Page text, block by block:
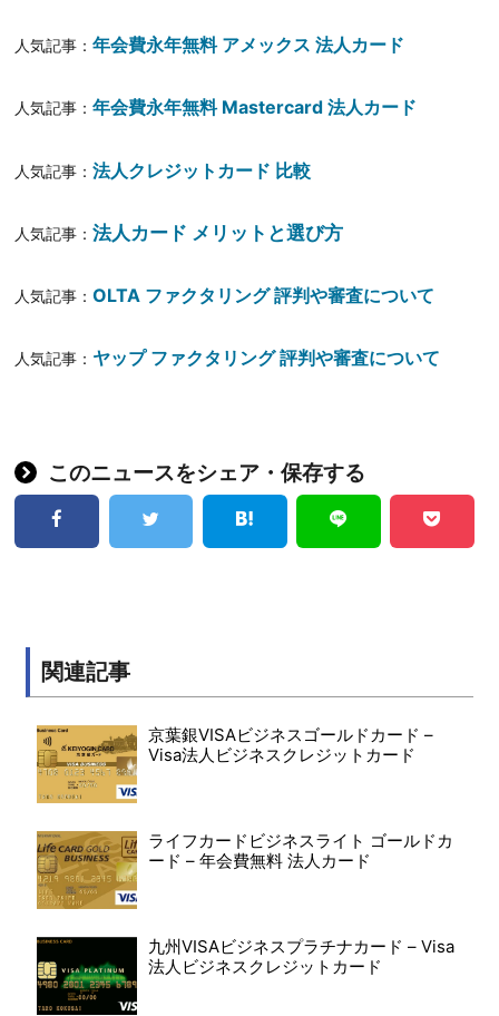
人気記事：年会費永年無料 アメックス 法人カード
人気記事：年会費永年無料 Mastercard 法人カード
人気記事：法人クレジットカード 比較
人気記事：法人カード メリットと選び方
人気記事：OLTA ファクタリング 評判や審査について
人気記事： ヤップ ファクタリング 評判や審査について
このニュースをシェア・保存する
関連記事
京葉銀VISAビジネスゴールドカード –
Visa法人ビジネスクレジットカード
ライフカードビジネスライト ゴールドカ
ード – 年会費無料 法人カード
九州VISAビジネスプラチナカード – Visa
法人ビジネスクレジットカード